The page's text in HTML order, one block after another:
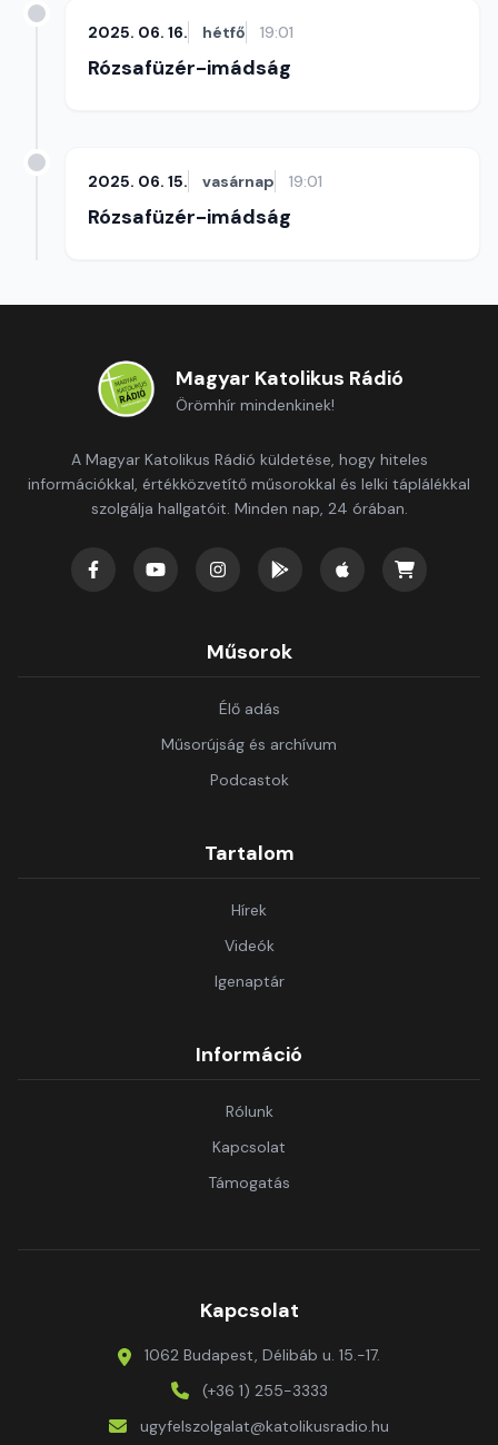
2025. 06. 16. hétfő 19:01
Rózsafüzér-imádság
2025. 06. 15. vasárnap 19:01
Rózsafüzér-imádság
Magyar Katolikus Rádió
Örömhír mindenkinek!
A Magyar Katolikus Rádió küldetése, hogy hiteles
információkkal, értékközvetítő műsorokkal és lelki táplálékkal
szolgálja hallgatóit. Minden nap, 24 órában.
Műsorok
Élő adás
Műsorújság és archívum
Podcastok
Tartalom
Hírek
Videók
Igenaptár
Információ
Rólunk
Kapcsolat
Támogatás
Kapcsolat
1062 Budapest, Délibáb u. 15.-17.
(+36 1) 255-3333
ugyfelszolgalat@katolikusradio.hu